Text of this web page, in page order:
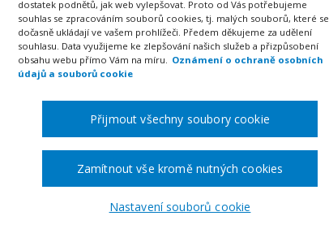
Přihlásit se
E-mail
Pamatovat si mě
dostatek podnětů, jak web vylepšovat. Proto od Vás potřebujeme
souhlas se zpracováním souborů cookies, tj. malých souborů, které se
dočasně ukládají ve vašem prohlížeči. Předem děkujeme za udělení
souhlasu. Data využijeme ke zlepšování našich služeb a přizpůsobení
obsahu webu přímo Vám na míru. Oznámení o ochraně osobních
údajů a souborů cookie
Nastavení souborů cookie
Zamítnout vše kromě nutných cookies
Přijmout všechny soubory cookie